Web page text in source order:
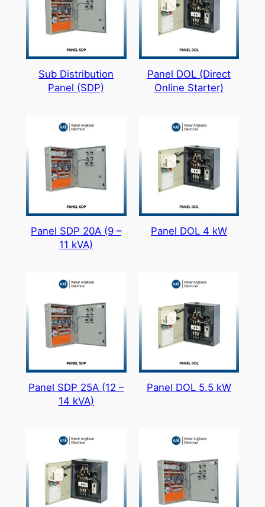
Sub Distribution
Panel (SDP)
Panel DOL (Direct
Online Starter)
Panel SDP 20A (9 –
11 kVA)
Panel DOL 4 kW
Panel SDP 25A (12 –
14 kVA)
Panel DOL 5.5 kW